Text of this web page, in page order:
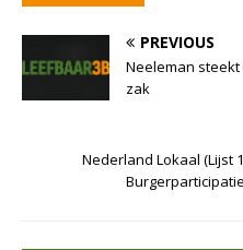
PREVIOUS
Neeleman steekt
zak
Nederland Lokaal (Lijst